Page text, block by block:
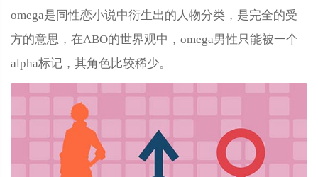
omega是同性恋小说中衍生出的人物分类，是完全的受
方的意思，在ABO的世界观中，omega男性只能被一个
alpha标记，其角色比较稀少。